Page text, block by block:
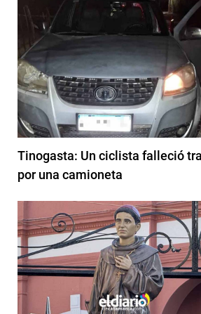
Tinogasta: Un ciclista falleció
por una camioneta